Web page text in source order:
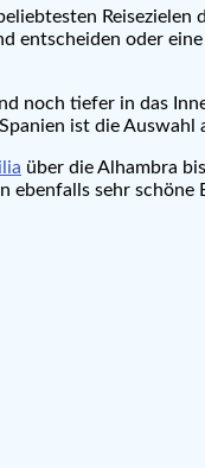
entscheiden oder
noch tiefer in das
ist die Auswahl
über die Alhambra
ebenfalls sehr